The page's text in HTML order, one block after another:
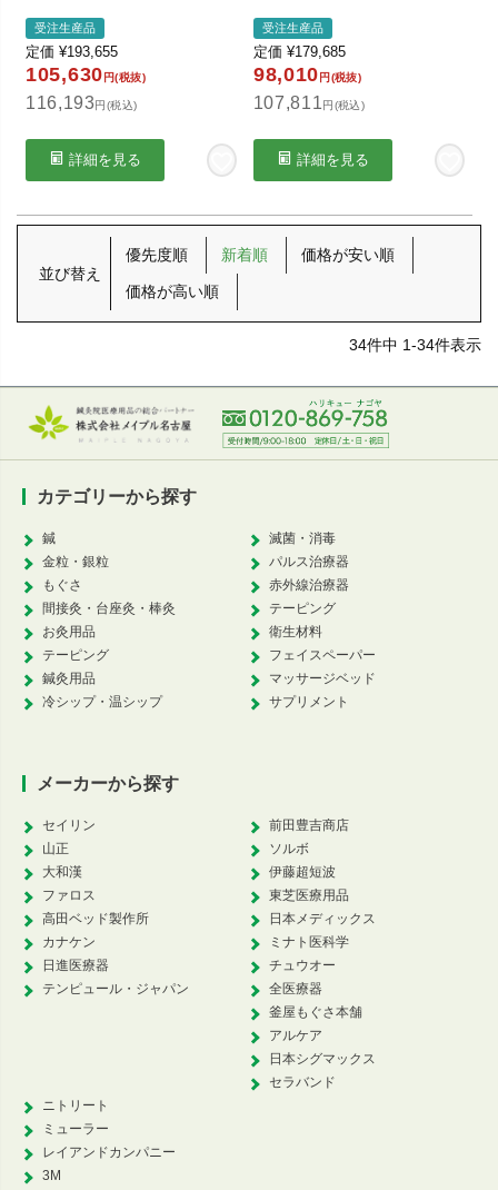
受注生産品
定価 ¥193,655
105,630 円(税抜)
116,193円(税込)
詳細を見る
受注生産品
定価 ¥179,685
98,010 円(税抜)
107,811 円(税込)
詳細を見る
並び替え
優先度順 新着順 価格が安い順
価格が高い順
34件中 1-34件表示
カテゴリーから探す
鍼
金粒・銀粒
もぐさ
間接灸・台座灸・棒灸
お灸用品
テーピング
鍼灸用品
冷シップ・温シップ
滅菌・消毒
パルス治療器
赤外線治療器
テーピング
衛生材料
フェイスペーパー
マッサージベッド
サプリメント
メーカーから探す
セイリン
山正
大和漢
ファロス
高田ベッド製作所
カナケン
日進医療器
テンピュール・ジャパン
前田豊吉商店
ソルボ
伊藤超短波
東芝医療用品
日本メディックス
ミナト医科学
チュウオー
全医療器
釜屋もぐさ本舗
アルケア
日本シグマックス
セラバンド
ニトリート
ミューラー
レイアンドカンパニー
3M